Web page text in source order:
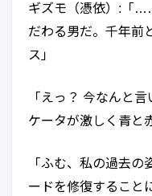
ギズモ（憑依）:「
だわる男だ。千年前
ス」
「えっ？ 今なんと
ケータが激しく青と
「ふむ、私の過去
ードを修復すること